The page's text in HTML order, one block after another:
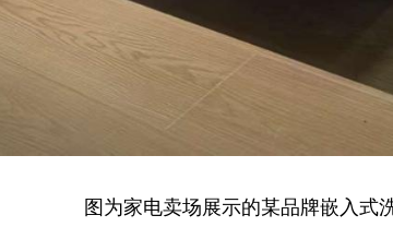
图为家电卖场展示的某品牌嵌入式洗